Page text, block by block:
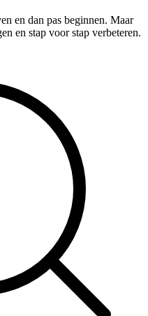
en dan pas beginnen. Maar
en stap voor stap verbeteren.